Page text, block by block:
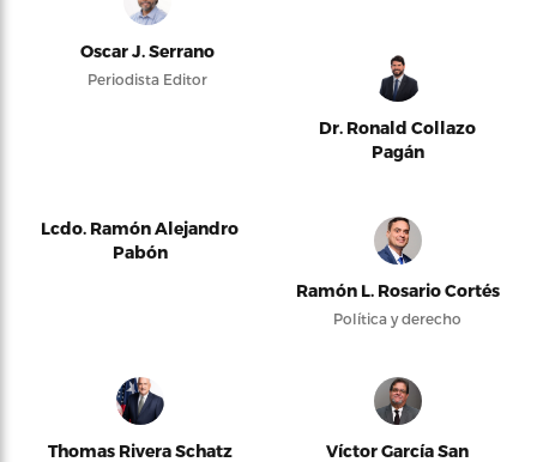
Oscar J. Serrano
Periodista Editor
Dr. Ronald Collazo
Pagán
Lcdo. Ramón Alejandro
Pabón
Ramón L. Rosario Cortés
Política y derecho
Thomas Rivera Schatz
Víctor García San